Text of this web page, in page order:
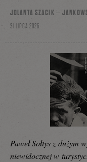
JOLANTA SZACIK –
31 LIPCA 2026
Paweł Sołtys z dużym
niewidocznej w